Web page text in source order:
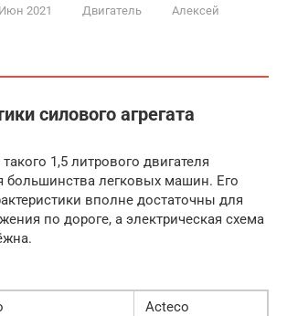
2021 Двигатель
Алексей
силового агрегата
1,5 литрового двигателя
большинства легковых машин. Его
вполне достаточны для
по дороге, а электрическая схема
Acteco